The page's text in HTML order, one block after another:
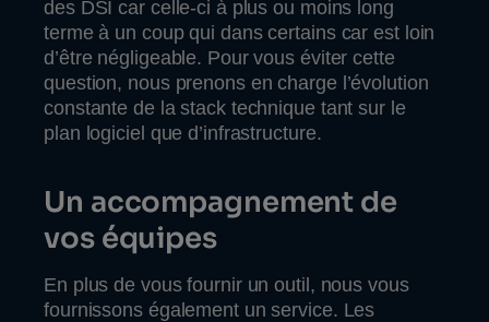
des DSI car celle-ci à plus ou moins long
terme à un coup qui dans certains car est loin
d’être négligeable. Pour vous éviter cette
question, nous prenons en charge l’évolution
constante de la stack technique tant sur le
plan logiciel que d’infrastructure.
Un accompagnement de
vos équipes
En plus de vous fournir un outil, nous vous
fournissons également un service. Les